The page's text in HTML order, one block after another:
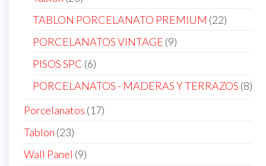
products
TABLON PORCELANATO PREMIUM 2222
PORCELANATOS VINTAGE 99
PISOS SPC 66
products
PORCELANATOS - MADERAS Y TERRAZOS 88
Porcelanatos 1717
Tablon 2323
products
Wall Panel 99